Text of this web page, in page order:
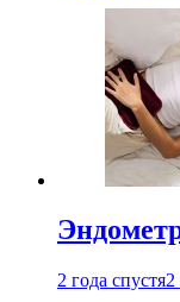
2 года спустя2